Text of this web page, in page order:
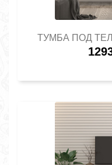
ТУМБА ПОД